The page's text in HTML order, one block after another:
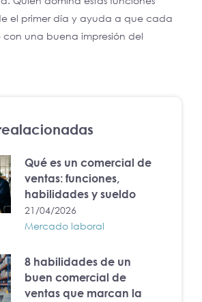
el primer día y ayuda a que cada
con una buena impresión del
Qué es un comercial de
ventas: funciones,
habilidades y sueldo
21/04/2026
Mercado laboral
8 habilidades de un
buen comercial de
ventas que marcan la